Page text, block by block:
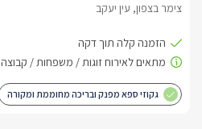
צימר בצפון, עין יעקב
גקוזי ספא מפנק ובריכה מחוממת ומקורה